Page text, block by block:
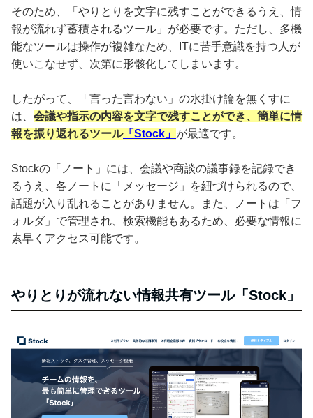
そのため、「やりとりを文字に残すことができるうえ、情
報が流れず蓄積されるツール」が必要です。ただし、多機
能なツールは操作が複雑なため、ITに苦手意識を持つ人が
使いこなせず、次第に形骸化してしまいます。
したがって、「言った言わない」の水掛け論を無くすに
は、 会議や指示の内容を文字で残すことができ、簡単に情
報を振り返れるツール「Stock」 が最適です。
Stockの「ノート」には、会議や商談の議事録を記録でき
るうえ、各ノートに「メッセージ」を紐づけられるので、
話題が入り乱れることがありません。また、ノートは「フ
ォルダ」で管理され、検索機能もあるため、必要な情報に
素早くアクセス可能です。
やりとりが流れない情報共有ツール「Stock」